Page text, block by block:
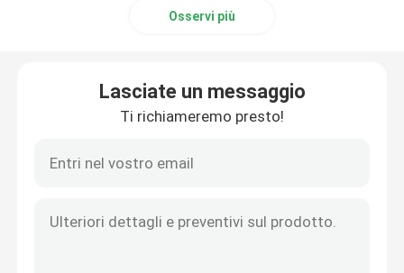
Casa
Osservi più
Lasciate un messaggio
Ti richiameremo presto!